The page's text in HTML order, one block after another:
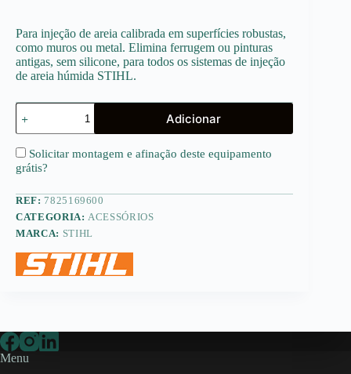
Para injeção de areia calibrada em superfícies robustas,
como muros ou metal. Elimina ferrugem ou pinturas
antigas, sem silicone, para todos os sistemas de injeção
de areia húmida STIHL.
Quantidade
de
SB
90
Areia
calibrada
25kg)
Adicionar
Solicitar montagem e afinação deste equipamento
grátis?
REF: 7825169600
CATEGORIA:ACESSÓRIOS
MARCA: STIHL
Menu